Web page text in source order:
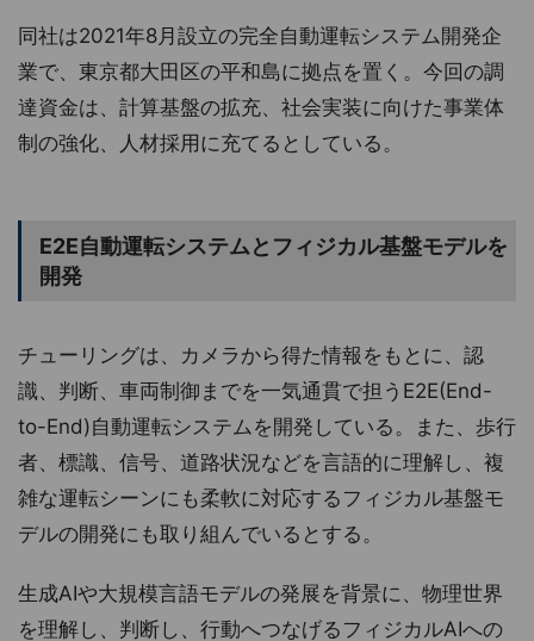
同社は2021年8月設立の完全自動運転システム開発企
業で、東京都大田区の平和島に拠点を置く。今回の調
達資金は、計算基盤の拡充、社会実装に向けた事業体
制の強化、人材採用に充てるとしている。
E2E自動運転システムとフィジカル基盤モデルを
開発
チューリングは、カメラから得た情報をもとに、認
識、判断、車両制御までを一気通貫で担うE2E(End-
to-End)自動運転システムを開発している。また、歩行
者、標識、信号、道路状況などを言語的に理解し、複
雑な運転シーンにも柔軟に対応するフィジカル基盤モ
デルの開発にも取り組んでいるとする。
生成AIや大規模言語モデルの発展を背景に、物理世界
を理解し、判断し、行動へつなげるフィジカルAIへの